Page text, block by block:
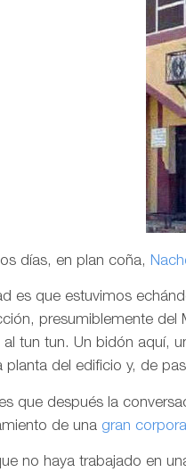
días, en plan coña,
es que estuvimos
presumiblemente del
al tun tun. Un bidón aquí,
planta del edificio y, de
que después la
de una gran
no haya trabajado en